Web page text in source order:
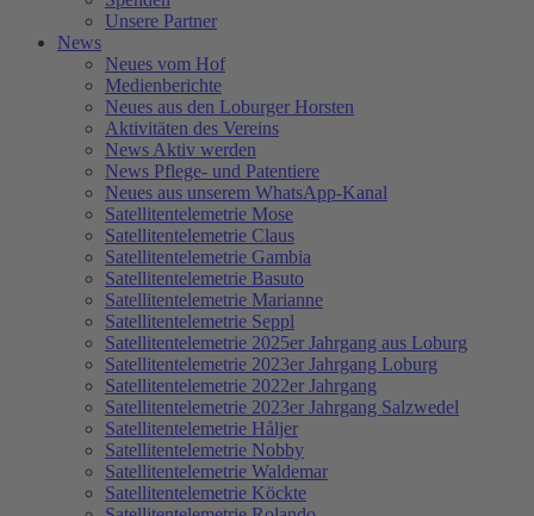
Unsere Partner
News
Neues vom Hof
Medienberichte
Neues aus den Loburger Horsten
Aktivitäten des Vereins
News Aktiv werden
News Pflege- und Patentiere
Neues aus unserem WhatsApp-Kanal
Satellitentelemetrie Mose
Satellitentelemetrie Claus
Satellitentelemetrie Gambia
Satellitentelemetrie Basuto
Satellitentelemetrie Marianne
Satellitentelemetrie Seppl
Satellitentelemetrie 2025er Jahrgang aus Loburg
Satellitentelemetrie 2023er Jahrgang Loburg
Satellitentelemetrie 2022er Jahrgang
Satellitentelemetrie 2023er Jahrgang Salzwedel
Satellitentelemetrie Håljer
Satellitentelemetrie Nobby
Satellitentelemetrie Waldemar
Satellitentelemetrie Köckte